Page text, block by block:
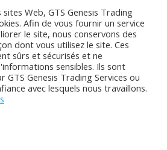
blog11
blog111
blog13
blog15
Web, GTS Genesis Trading
Afin de vous fournir un service
le site, nous conservons des
dont vous utilisez le site. Ces
sûrs et sécurisés et ne
sensibles. Ils sont
GTS Genesis Trading Services ou
avec lesquels nous travaillons.